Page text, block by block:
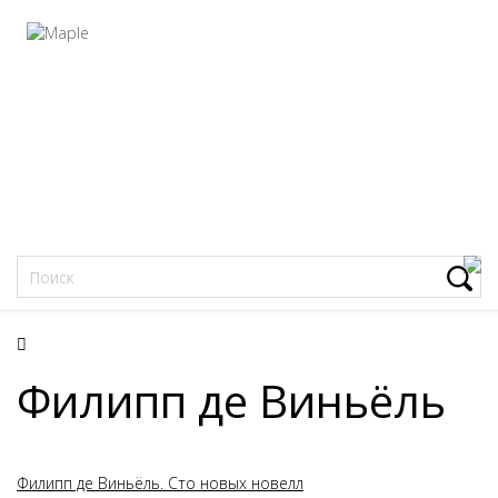
Филипп де Виньёль
Филипп де Виньёль. Сто новых новелл